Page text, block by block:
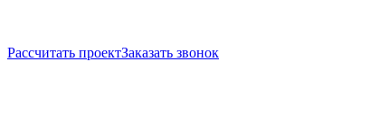
Рассчитать проектЗаказать звонок